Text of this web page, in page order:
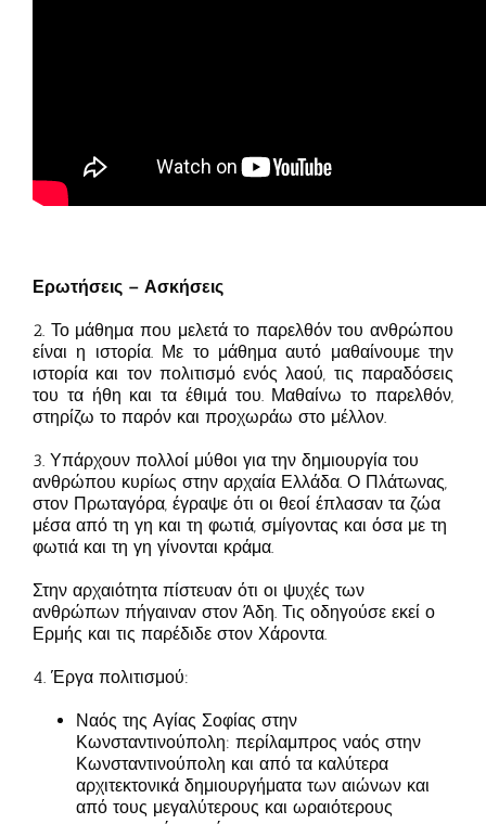
Ερωτήσεις – Ασκήσεις
2. Το μάθημα που μελετά το παρελθόν του ανθρώπου
είναι η ιστορία. Με το μάθημα αυτό μαθαίνουμε την
ιστορία και τον πολιτισμό ενός λαού, τις παραδόσεις
του τα ήθη και τα έθιμά του. Μαθαίνω το παρελθόν,
στηρίζω το παρόν και προχωράω στο μέλλον.
3. Υπάρχουν πολλοί μύθοι για την δημιουργία του
ανθρώπου κυρίως στην αρχαία Ελλάδα. Ο Πλάτωνας,
στον Πρωταγόρα, έγραψε ότι οι θεοί έπλασαν τα ζώα
μέσα από τη γη και τη φωτιά, σμίγοντας και όσα με τη
φωτιά και τη γη γίνονται κράμα.
Στην αρχαιότητα πίστευαν ότι οι ψυχές των
ανθρώπων πήγαιναν στον Άδη. Τις οδηγούσε εκεί ο
Ερμής και τις παρέδιδε στον Χάροντα.
4. Έργα πολιτισμού:
Ναός της Αγίας Σοφίας στην
Κωνσταντινούπολη: περίλαμπρος ναός στην
Κωνσταντινούπολη και από τα καλύτερα
αρχιτεκτονικά δημιουργήματα των αιώνων και
από τους μεγαλύτερους και ωραιότερους